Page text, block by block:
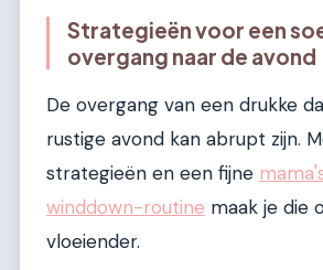
Strategieën voor een
overgang naar de avond
De overgang van een drukke
rustige avond kan abrupt zijn.
strategieën en een fijne
winddown-routine maak je die
vloeiender.